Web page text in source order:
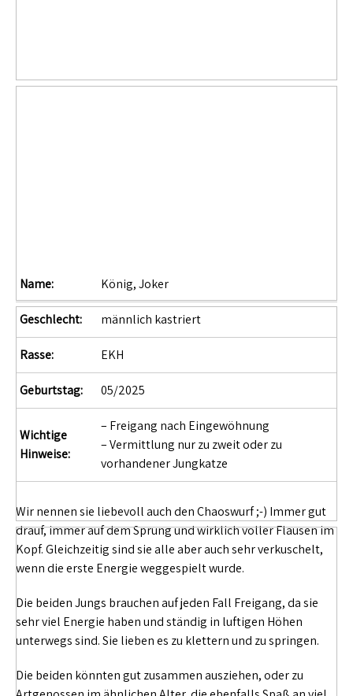
Name: König, Joker
Geschlecht: männlich kastriert
Rasse: EKH
Geburtstag: 05/2025
Wichtige
Hinweise:
– Freigang nach Eingewöhnung
– Vermittlung nur zu zweit oder zu
vorhandener Jungkatze
Wir nennen sie liebevoll auch den Chaoswurf ;-) Immer gut
drauf, immer auf dem Sprung und wirklich voller Flausen im
Kopf. Gleichzeitig sind sie alle aber auch sehr verkuschelt,
wenn die erste Energie weggespielt wurde.
Die beiden Jungs brauchen auf jeden Fall Freigang, da sie
sehr viel Energie haben und ständig in luftigen Höhen
unterwegs sind. Sie lieben es zu klettern und zu springen.
Die beiden könnten gut zusammen ausziehen, oder zu